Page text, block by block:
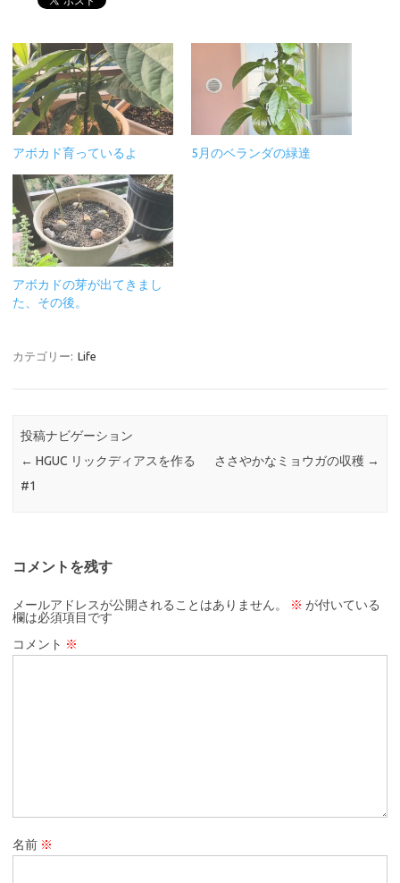
アボカド育っているよ 5月のベランダの緑達
アボカドの芽が出てきまし
た、その後。
カテゴリー: Life
投稿ナビゲーション
← HGUC リックディアスを作る
#1
ささやかなミョウガの収穫 →
コメントを残す
メールアドレスが公開されることはありません。 ※ が付いている
欄は必須項目です
コメント ※
名前 ※